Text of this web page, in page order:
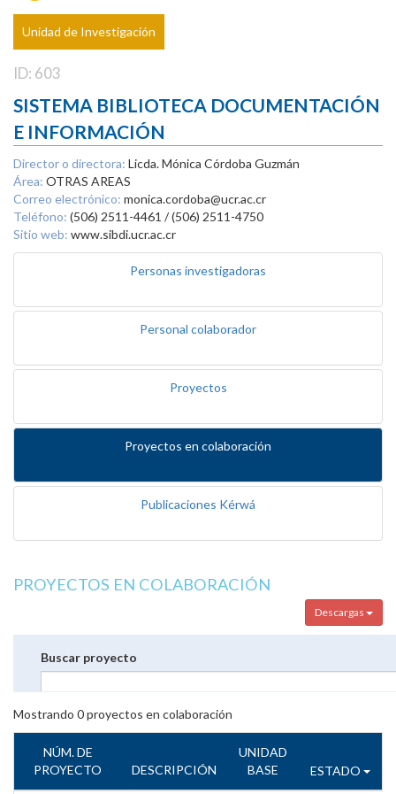
Unidad de Investigación
ID: 603
SISTEMA BIBLIOTECA DOCUMENTACIÓN
E INFORMACIÓN
Director o directora: Licda. Mónica Córdoba Guzmán
Área: OTRAS AREAS
Correo electrónico: monica.cordoba@ucr.ac.cr
Teléfono: (506) 2511-4461 / (506) 2511-4750
Sitio web: www.sibdi.ucr.ac.cr
Personas investigadoras
Personal colaborador
Proyectos
Proyectos en colaboración
Publicaciones Kérwá
PROYECTOS EN COLABORACIÓN
Descargas
Buscar proyecto
Mostrando 0proyectos en colaboración
NÚM. DE
PROYECTO
DESCRIPCIÓN
UNIDAD
BASE
ESTADO